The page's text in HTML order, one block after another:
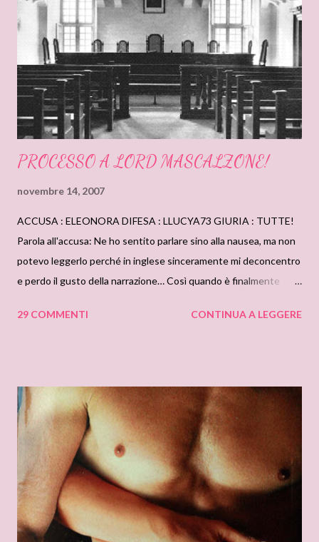
minimo dettaglio! La storia,che si svolge nell’Inghilterra
industrializzata di inizio ottocento, mette in gran risalto il
contrasto di concezione della vita in un paese in cui la società
stava subendo un cambiamento rivoluzionario. L’incontro di
queste due divers...
PROCESSO A LORD MASCALZONE!
novembre 14, 2007
ACCUSA : ELEONORA DIFESA : LLUCYA73 GIURIA : TUTTE!
Parola all'accusa: Ne ho sentito parlare sino alla nausea, ma non
potevo leggerlo perché in inglese sinceramente mi deconcentro
e perdo il gusto della narrazione… Così quando è finalmente
che questo mio pensiero susciterà parecchie critiche e
lord della seduzione”…ma chi è?! Io ho incontrato solo un lord
complessato, con un passato da “rinnegato” che gli condiziona
tutta la vita. Uno che in qualche modo si sente un
perseguitato… (fraintende qualsiasi parola, qualsiasi gesto!). Vi
ripeto capisco abbia avuto un’infanzia difficile, ma diamine dopo
un po’ dovrebbe capire la sincerità delle parole di Jessica… Lei
una figura sicuramente non convenzionale, ma…boh! Non so n...
29 COMMENTI CONTINUA A LEGGERE